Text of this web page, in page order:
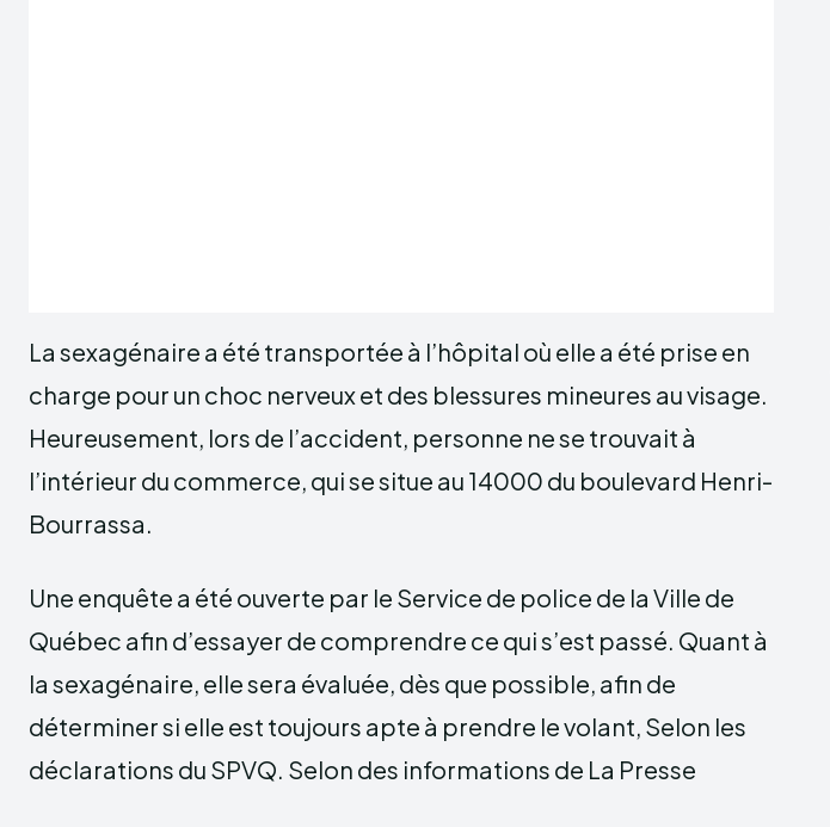
La sexagénaire a été transportée à l’hôpital où elle a été prise en
charge pour un choc nerveux et des blessures mineures au visage.
Heureusement, lors de l’accident, personne ne se trouvait à
l’intérieur du commerce, qui se situe au 14000 du boulevard Henri-
Bourrassa.
Une enquête a été ouverte par le Service de police de la Ville de
Québec afin d’essayer de comprendre ce qui s’est passé. Quant à
la sexagénaire, elle sera évaluée, dès que possible, afin de
déterminer si elle est toujours apte à prendre le volant, Selon les
déclarations du SPVQ. Selon des informations de La Presse